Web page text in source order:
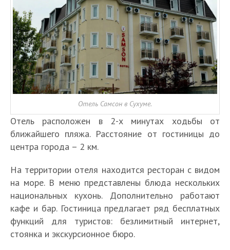
Отель Самсон в Сухуме.
Отель расположен в 2-х минутах ходьбы от
ближайшего пляжа. Расстояние от гостиницы до
центра города – 2 км.
На территории отеля находится ресторан с видом
на море. В меню представлены блюда нескольких
национальных кухонь. Дополнительно работают
кафе и бар. Гостиница предлагает ряд бесплатных
функций для туристов: безлимитный интернет,
стоянка и экскурсионное бюро.